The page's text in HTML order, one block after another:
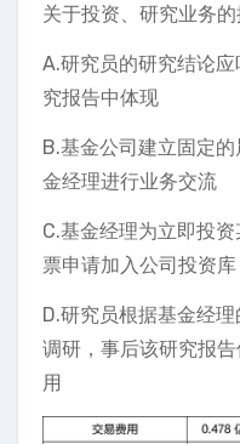
关于投资、研究业务
A.研究员的研究结论应
究报告中体现
B.基金公司建立固定
金经理进行业务交流
C.基金经理为立即投
票申请加入公司投资
D.研究员根据基金经
调研，事后该研究报
用